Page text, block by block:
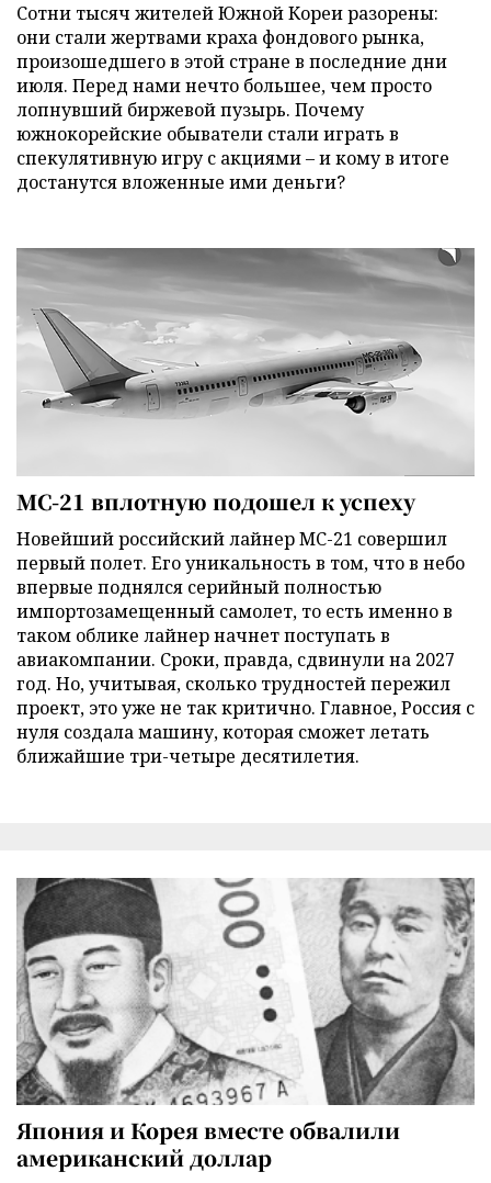
Сотни тысяч жителей Южной Кореи разорены:
они стали жертвами краха фондового рынка,
произошедшего в этой стране в последние дни
июля. Перед нами нечто большее, чем просто
лопнувший биржевой пузырь. Почему
южнокорейские обыватели стали играть в
спекулятивную игру с акциями – и кому в итоге
достанутся вложенные ими деньги?
МС-21 вплотную подошел к успеху
Новейший российский лайнер МС-21 совершил
первый полет. Его уникальность в том, что в небо
впервые поднялся серийный полностью
импортозамещенный самолет, то есть именно в
таком облике лайнер начнет поступать в
авиакомпании. Сроки, правда, сдвинули на 2027
год. Но, учитывая, сколько трудностей пережил
проект, это уже не так критично. Главное, Россия с
нуля создала машину, которая сможет летать
ближайшие три-четыре десятилетия.
Япония и Корея вместе обвалили
американский доллар